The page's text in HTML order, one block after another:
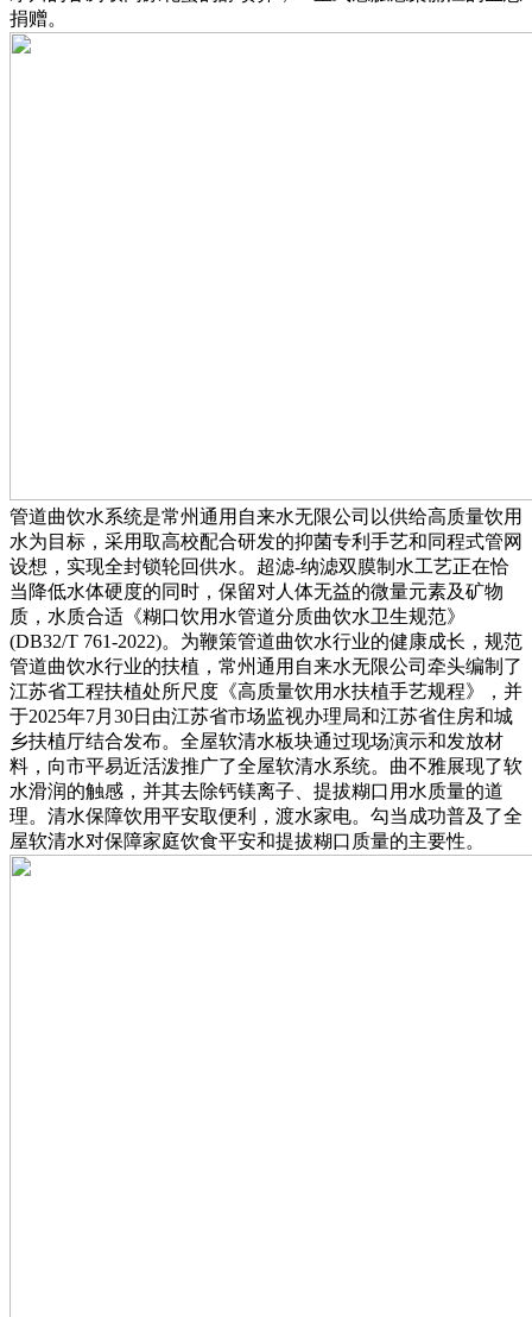
捐赠。
管道曲饮水系统是常州通用自来水无限公司以供给高质量饮用
水为目标，采用取高校配合研发的抑菌专利手艺和同程式管网
设想，实现全封锁轮回供水。超滤-纳滤双膜制水工艺正在恰
当降低水体硬度的同时，保留对人体无益的微量元素及矿物
质，水质合适《糊口饮用水管道分质曲饮水卫生规范》
(DB32/T 761-2022)。为鞭策管道曲饮水行业的健康成长，规范
管道曲饮水行业的扶植，常州通用自来水无限公司牵头编制了
江苏省工程扶植处所尺度《高质量饮用水扶植手艺规程》，并
于2025年7月30日由江苏省市场监视办理局和江苏省住房和城
乡扶植厅结合发布。全屋软清水板块通过现场演示和发放材
料，向市平易近活泼推广了全屋软清水系统。曲不雅展现了软
水滑润的触感，并其去除钙镁离子、提拔糊口用水质量的道
理。清水保障饮用平安取便利，渡水家电。勾当成功普及了全
屋软清水对保障家庭饮食平安和提拔糊口质量的主要性。